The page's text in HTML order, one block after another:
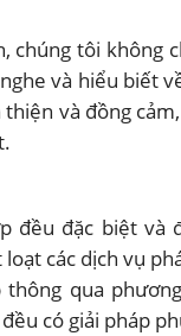
chúng tôi không
và hiểu biết
và đồng
đều đặc biệt và
các dịch vụ
qua
có giải pháp